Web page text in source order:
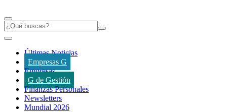
Últimas Noticias
Empresas G
Empresas
G de Gestión
Finanzas Personales
Newsletters
Mundial 2026